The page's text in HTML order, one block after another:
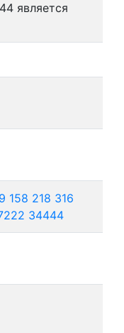
является
158 218 316
34444